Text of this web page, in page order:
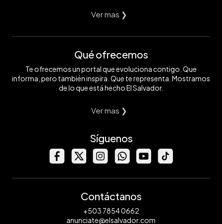
Ver mas ❯
Qué ofrecemos
Te ofrecemos un portal que evoluciona contigo. Que
informa, pero también inspira. Que te representa. Mostramos
de lo que está hecho El Salvador.
Ver mas ❯
Síguenos
Contáctanos
+503 7854 0662
anunciate@elsalvador.com